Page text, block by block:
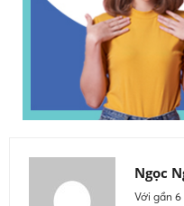
Ngọc
Với gần